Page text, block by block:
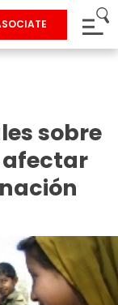
sobre